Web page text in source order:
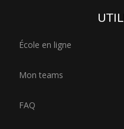
École en ligne
Mon teams
FAQ